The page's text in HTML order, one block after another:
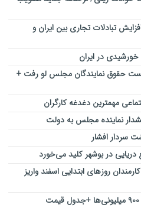
تبادلات تجاری بین ایران و
در ایران
حقوق نمایندگان مجلس لو رفت +
مهمترین دغدغه کارگران
نماینده مجلس به دولت
سردار افشار
دریایی در بوشهر کلید می‌خورد
روز‌های ابتدایی اسفند واریز